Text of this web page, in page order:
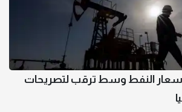
النفط وسط ترقب لتصريحات